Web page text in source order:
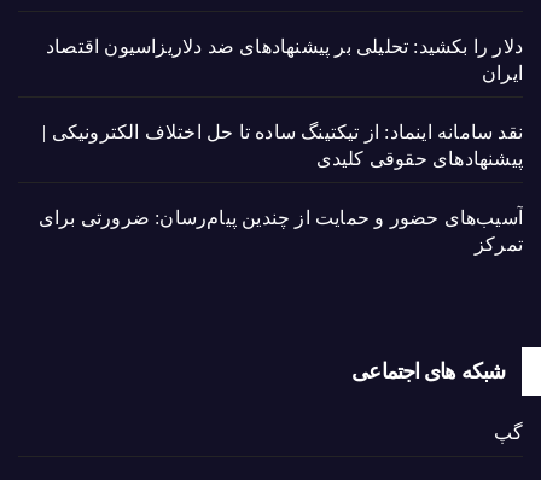
دلار را بکشید: تحلیلی بر پیشنهادهای ضد دلاریزاسیون اقتصاد
ایران
نقد سامانه اینماد: از تیکتینگ ساده تا حل اختلاف الکترونیکی |
پیشنهادهای حقوقی کلیدی
آسیب‌های حضور و حمایت از چندین پیام‌رسان: ضرورتی برای
تمرکز
شبکه های اجتماعی
گپ